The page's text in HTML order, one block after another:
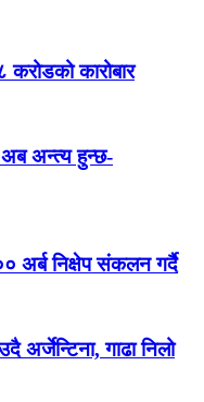
कारोबार
अब अन्त्य हुन्छ-
अर्ब निक्षेप संकलन गर्दै
अर्जेन्टिना, गाढा निलो